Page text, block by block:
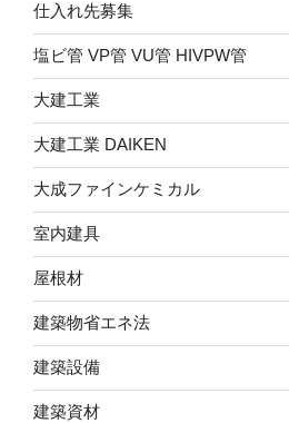
仕入れ先募集
塩ビ管 VP管 VU管 HIVPW管
大建工業
大建工業 DAIKEN
大成ファインケミカル
室内建具
屋根材
建築物省エネ法
建築設備
建築資材